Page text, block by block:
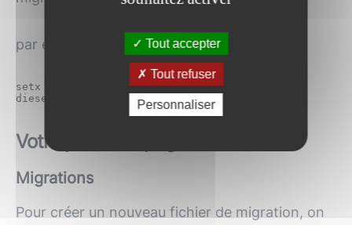
par exemple,
setx DATABASE_URL "mysql://root:@127.0.0.1:3306/
Votre première page
Migrations
Pour créer un nouveau fichier de migration, on
Tout accepter
Tout refuser
Personnaliser